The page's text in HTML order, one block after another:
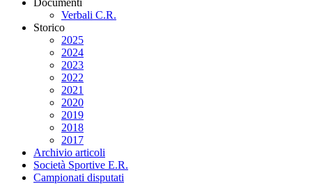
Verbali C.R.
Storico
2025
2024
2023
2022
2021
2020
2019
2018
2017
Archivio articoli
Società Sportive E.R.
Campionati disputati